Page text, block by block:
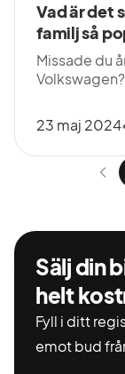
Vad är det
familj så
Missade du
23 maj 2024
Sälj din
helt
Fyll i ditt
emot bud